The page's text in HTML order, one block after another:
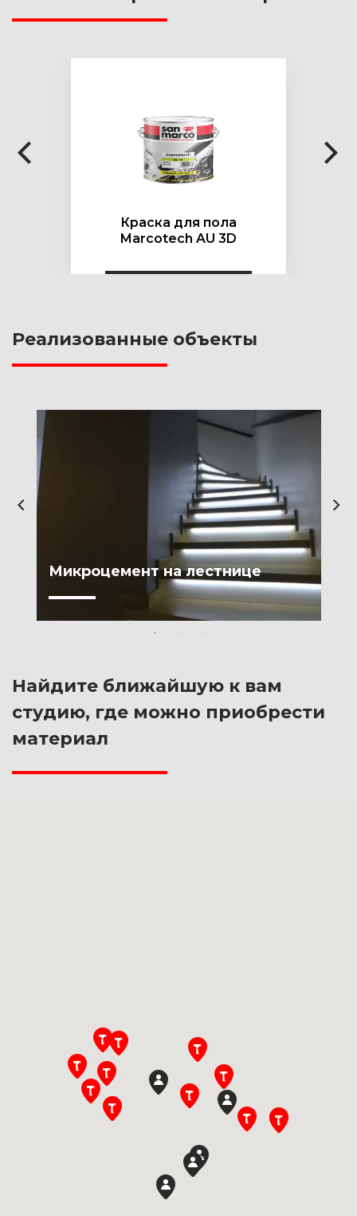
Краска для пола
Marcotech AU 3D
Реализованные объекты
Микроцемент на лестнице
Найдите ближайшую к вам
студию, где можно приобрести
материал